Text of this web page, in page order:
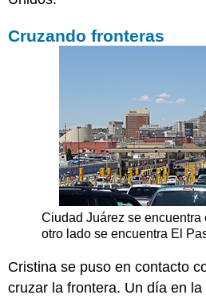
Cruzando fronteras
Ciudad Juárez se encuentra
otro lado se encuentra El
Cristina se puso en contacto
cruzar la frontera. Un día en